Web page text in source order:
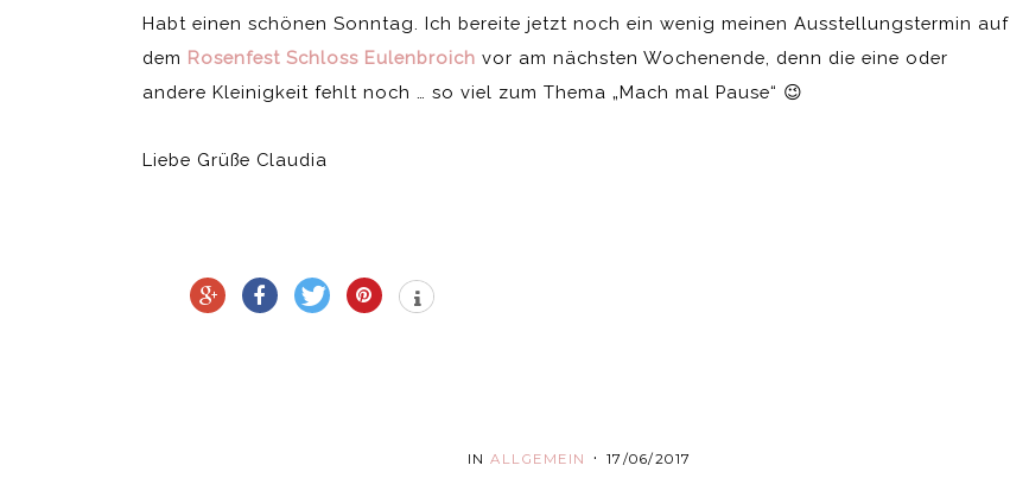
Habt einen schönen Sonntag. Ich bereite jetzt noch ein wenig meinen Ausstellungstermin auf
dem Rosenfest Schloss Eulenbroich vor am nächsten Wochenende, denn die eine oder
andere Kleinigkeit fehlt noch … so viel zum Thema „Mach mal Pause“ 😉
Liebe Grüße Claudia
IN ALLGEMEIN · 17/06/2017